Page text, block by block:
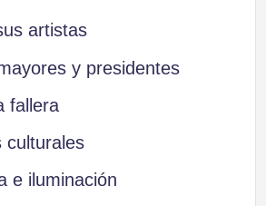
artistas
y presidentes
fallera
culturales
e iluminación